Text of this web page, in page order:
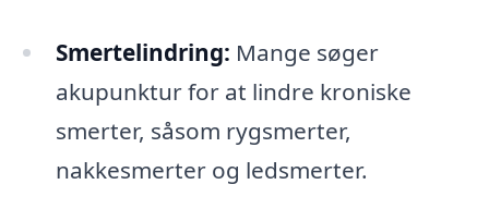
Smertelindring: Mange søger
akupunktur for at lindre kroniske
smerter, såsom rygsmerter,
nakkesmerter og ledsmerter.